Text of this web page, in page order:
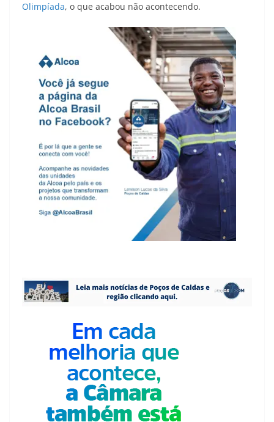
Olimpíada, o que acabou não acontecendo.